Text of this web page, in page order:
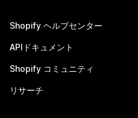
Shopify ヘルプセンター
APIドキュメント
Shopify コミュニティ
リサーチ